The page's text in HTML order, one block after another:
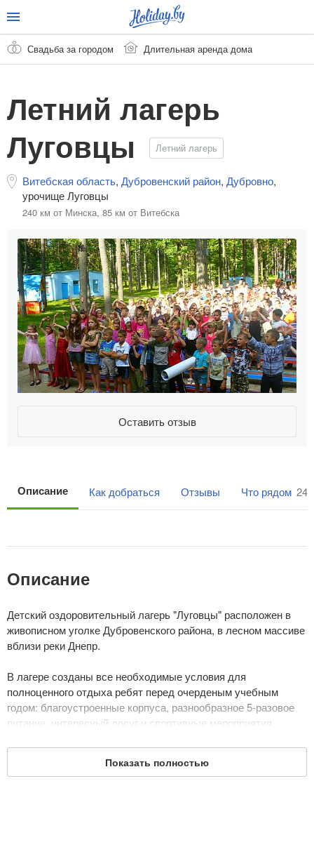
Свадьба за городом Длительная аренда дома
Летний лагерь
Луговцы
Летний лагерь
Витебская область, Дубровенский район, Дубровно,
урочище Луговцы
240 км от Минска, 85 км от Витебска
Оставить отзыв
Описание Как добраться Отзывы Что рядом 24
Описание
Детский оздоровительный лагерь "Луговцы" расположен в
живописном уголке Дубровенского района, в лесном массиве
вблизи реки Днепр.
В лагере созданы все необходимые условия для
полноценного отдыха ребят перед очерденым учебным
годом: благоустроенные корпуса, разнообразное 5-разовое
питание, интересный досуг и спортивные мероприятия.
На территории лагеря "Луговцы": 5 корпусов для проживания
детей; административный корпус (комната детского актива,
Показать полностью